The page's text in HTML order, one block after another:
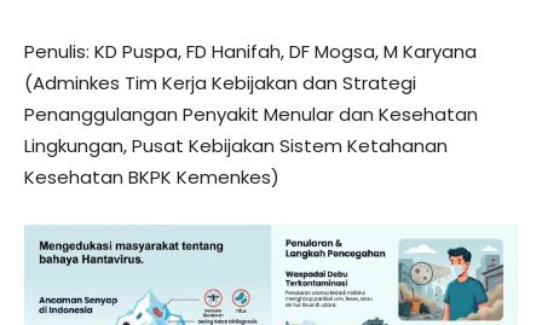
Penulis: KD Puspa, FD Hanifah, DF Mogsa, M Karyana
(Adminkes Tim Kerja Kebijakan dan Strategi
Penanggulangan Penyakit Menular dan Kesehatan
Lingkungan, Pusat Kebijakan Sistem Ketahanan
Kesehatan BKPK Kemenkes)